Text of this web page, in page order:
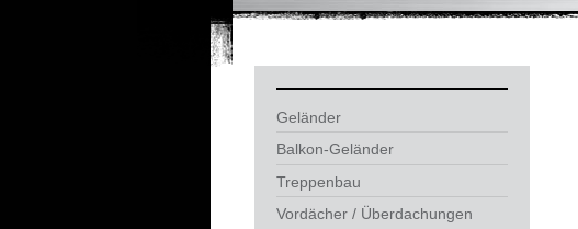
Geländer
Balkon-Geländer
Treppenbau
Vordächer / Überdachungen